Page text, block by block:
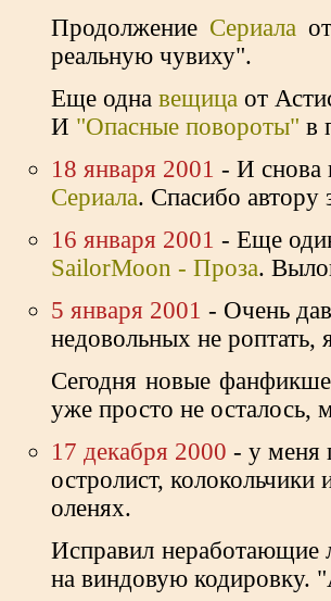
Продолжение Cериала
реальную чувиху".
Еще одна вещица от
И "Опасные повороты" в
18 января 2001 - И снова
Cериала. Спасибо автору
16 января 2001 - Еще
SailorMoon - Проза.
5 января 2001 - Очень
недовольных не роптать,
Сегодня новые
уже просто не осталось,
17 декабря 2000 - у меня
остролист,
оленях.
Исправил неработающие
на виндовую кодировку.